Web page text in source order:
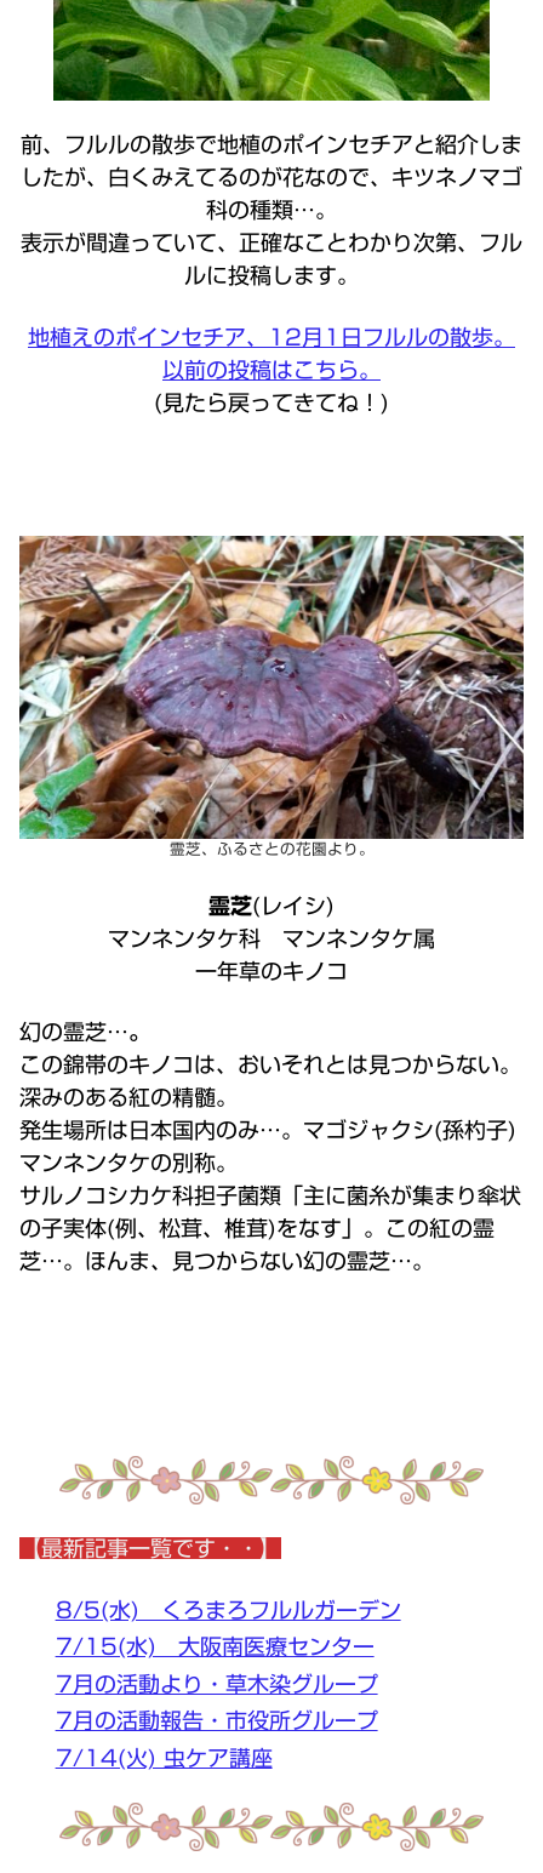
前、フルルの散歩で地植のポインセチアと紹介しま
したが、白くみえてるのが花なので、キツネノマゴ
科の種類…。
表示が間違っていて、正確なことわかり次第、フル
ルに投稿します。
地植えのポインセチア、12月1日フルルの散歩。
以前の投稿はこちら。
(見たら戻ってきてね！)
霊芝、ふるさとの花園より。
霊芝(レイシ)
マンネンタケ科 マンネンタケ属
一年草のキノコ
幻の霊芝…。
この錦帯のキノコは、おいそれとは見つからない。
深みのある紅の精髄。
発生場所は日本国内のみ…。マゴジャクシ(孫杓子)
マンネンタケの別称。
サルノコシカケ科担子菌類「主に菌糸が集まり傘状
の子実体(例、松茸、椎茸)をなす」。この紅の霊
芝…。ほんま、見つからない幻の霊芝…。
【最新記事一覧です・・】
8/5(水) くろまろフルルガーデン
7/15(水) 大阪南医療センター
7月の活動より・草木染グループ
7月の活動報告・市役所グループ
7/14(火) 虫ケア講座